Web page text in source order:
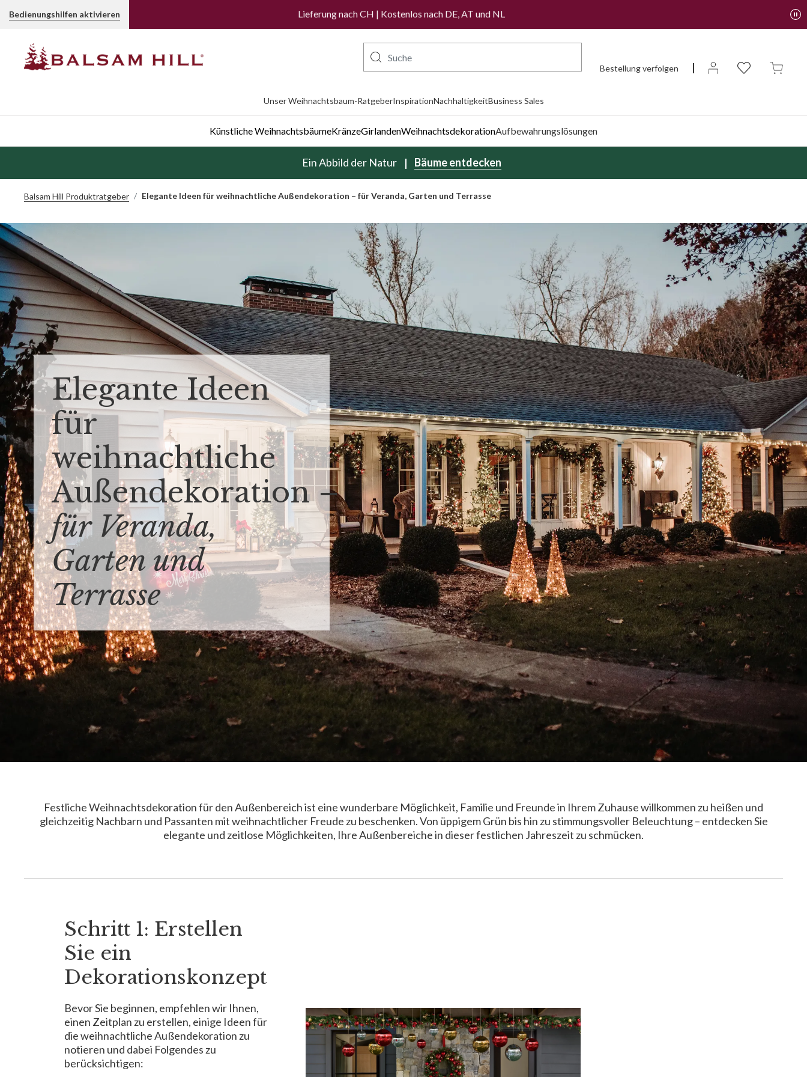
Bedienungshilfen aktivieren Lieferung nach CH | Kostenlos nach DE, AT und NL
Bestellung verfolgen
Unser Weihnachtsbaum-RatgeberInspirationNachhaltigkeitBusiness Sales
Künstliche WeihnachtsbäumeKränzeGirlandenWeihnachtsdekorationAufbewahrungslösungen
Ein Abbild der Natur Bäume entdecken
Balsam Hill Produktratgeber Elegante Ideen für weihnachtliche Außendekoration – für Veranda, Garten und Terrasse
Elegante Ideen
für
weihnachtliche
Außendekoration –
für Veranda,
Garten und
Terrasse
Festliche Weihnachtsdekoration für den Außenbereich ist eine wunderbare Möglichkeit, Familie und Freunde in Ihrem Zuhause willkommen zu heißen und
gleichzeitig Nachbarn und Passanten mit weihnachtlicher Freude zu beschenken. Von üppigem Grün bis hin zu stimmungsvoller Beleuchtung – entdecken Sie
elegante und zeitlose Möglichkeiten, Ihre Außenbereiche in dieser festlichen Jahreszeit zu schmücken.
Schritt 1: Erstellen
Sie ein
Dekorationskonzept
Bevor Sie beginnen, empfehlen wir Ihnen,
einen Zeitplan zu erstellen, einige Ideen für
die weihnachtliche Außendekoration zu
notieren und dabei Folgendes zu
berücksichtigen: